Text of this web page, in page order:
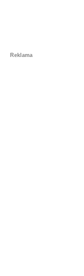
Reklama